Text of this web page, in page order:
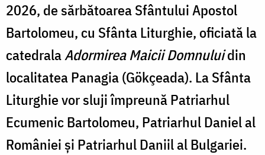
2026, de sărbătoarea Sfântului Apostol
Bartolomeu, cu Sfânta Liturghie, oficiată la
catedralaAdormirea Maicii Domnuluidin
localitatea Panagia (Gökçeada). La Sfânta
Liturghie vor sluji împreună Patriarhul
Ecumenic Bartolomeu, Patriarhul Daniel al
României și Patriarhul Daniil al Bulgariei.